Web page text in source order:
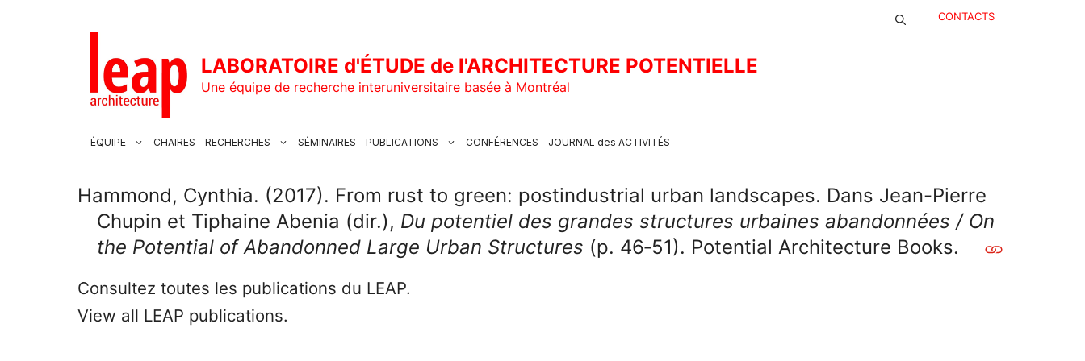
CONTACTS
LABORATOIRE d'ÉTUDE de l'ARCHITECTURE POTENTIELLE
Une équipe de recherche interuniversitaire basée à Montréal
ÉQUIPE CHAIRES RECHERCHES SÉMINAIRES PUBLICATIONS CONFÉRENCES JOURNAL des ACTIVITÉS
Hammond, Cynthia. (2017). From rust to green: postindustrial urban landscapes. Dans Jean-Pierre
Chupin et Tiphaine Abenia (dir.), Du potentiel des grandes structures urbaines abandonnées / On
the Potential of Abandonned Large Urban Structures (p. 46‑51). Potential Architecture Books.
Consultez toutes les publications du LEAP.
View all LEAP publications.